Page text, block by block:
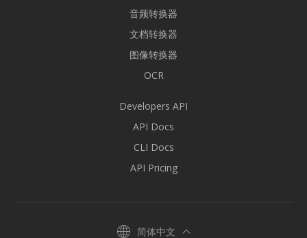
音频转换器
文档转换器
图像转换器
OCR
Developers API
API Docs
CLI Docs
API Pricing
简体中文